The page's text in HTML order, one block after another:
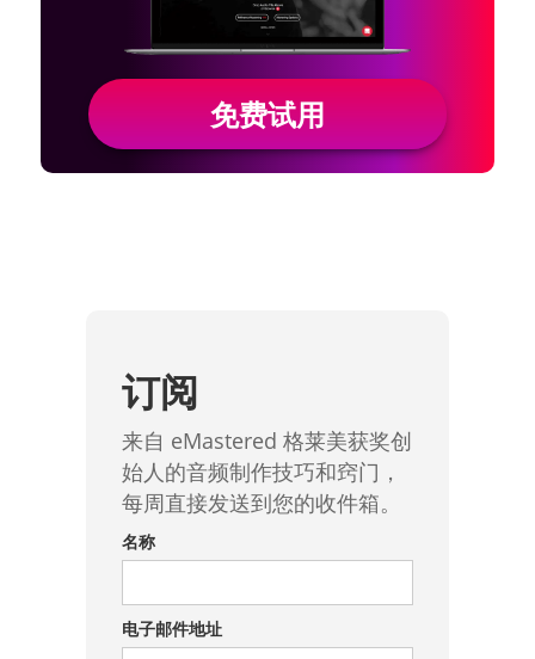
免费试用
订阅
来自 eMastered 格莱美获奖创
始人的音频制作技巧和窍门，
每周直接发送到您的收件箱。
名称
电子邮件地址